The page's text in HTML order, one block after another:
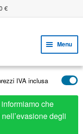
€
Menu
il
menu
child
child
IVA inclusa
che
degli